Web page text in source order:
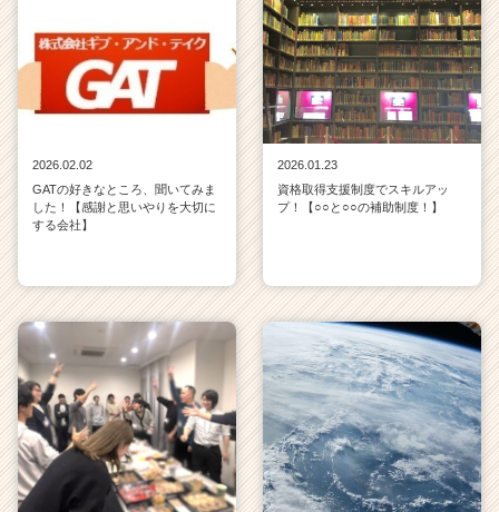
2026.02.02
GATの好きなところ、聞いてみま
した！【感謝と思いやりを大切に
する会社】
2026.01.23
資格取得支援制度でスキルアッ
プ！【○○と○○の補助制度！】